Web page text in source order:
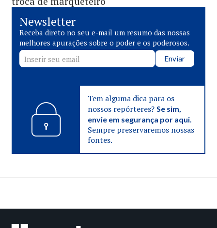
Newsletter
Receba direto no seu e-mail um resumo das nossas
melhores apurações sobre o poder e os poderosos.
Enviar
Tem alguma dica para os
nossos repórteres? Se sim,
envie em segurança por aqui.
Sempre preservaremos nossas
fontes.